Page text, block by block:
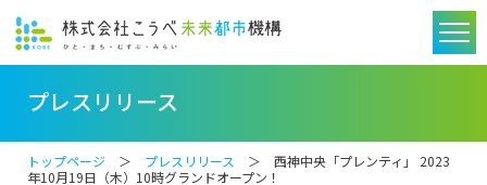
プレスリリース
トップページ ＞ プレスリリース
＞ 西神中央「プレンティ」 2023
年10月19日（木）10時グランドオープン！